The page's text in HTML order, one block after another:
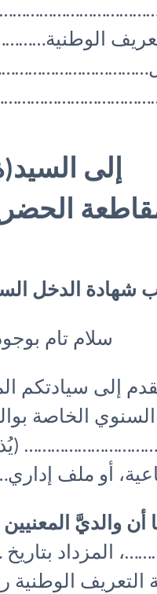
إلى
شهادة الدخل
سلام تام
إلى سيادتكم
الخاصة
(يُذكر
أو ملف
والديَّ المعنيين
المزداد
التعريف